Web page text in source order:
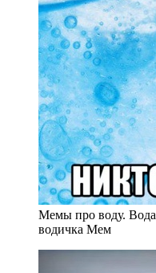
Мемы про воду.
водичка Мем